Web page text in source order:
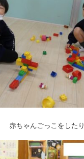
赤ちゃんごっこをしたり